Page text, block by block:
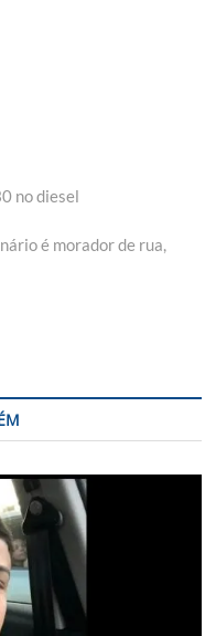
no diesel
é morador de rua,